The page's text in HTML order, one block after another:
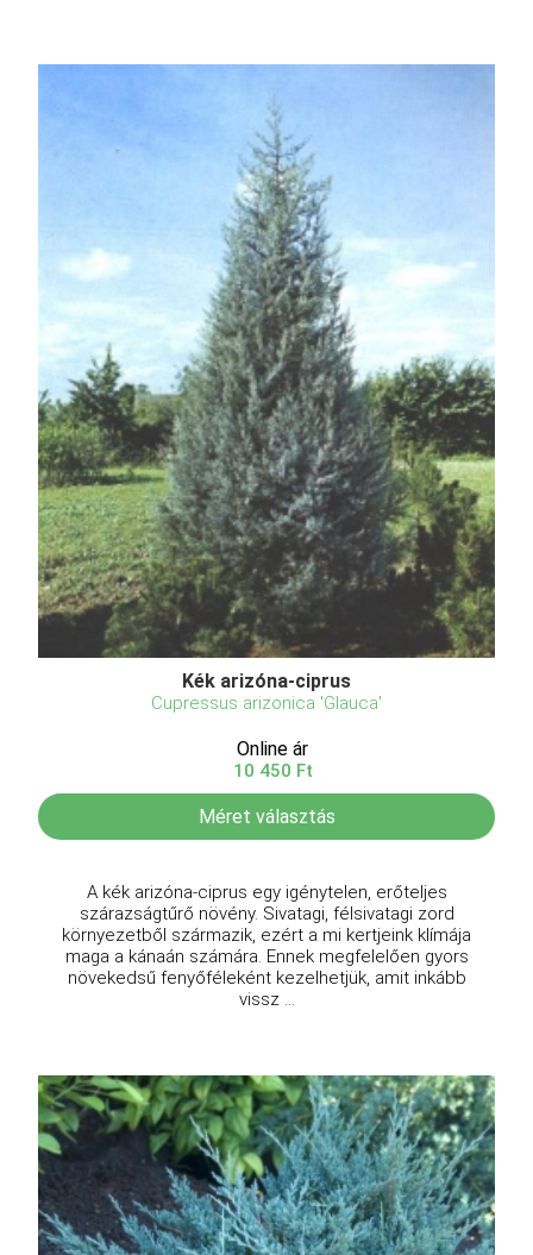
Kék arizóna-ciprus
Cupressus arizonica 'Glauca'
Online ár
10 450 Ft
Méret választás
A kék arizóna-ciprus egy igénytelen, erőteljes
szárazságtűrő növény. Sivatagi, félsivatagi zord
környezetből származik, ezért a mi kertjeink klímája
maga a kánaán számára. Ennek megfelelően gyors
növekedsű fenyőféleként kezelhetjük, amit inkább
vissz ...